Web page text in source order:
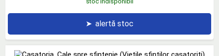
➤ alertă stoc